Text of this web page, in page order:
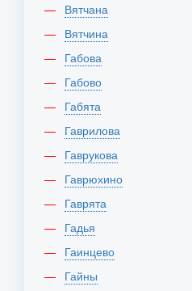
Вятчана
Вятчина
Габова
Габово
Габята
Гаврилова
Гаврукова
Гаврюхино
Гаврята
Гадья
Гаинцево
Гайны